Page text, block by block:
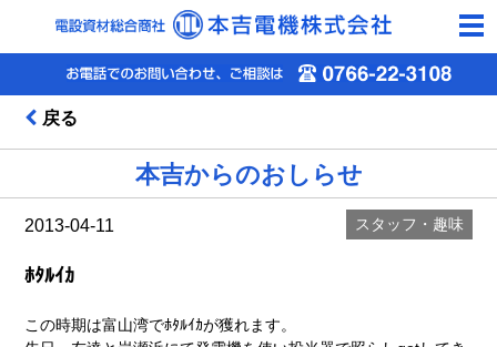
戻る
本吉からのおしらせ
2013-04-11 スタッフ・趣味
ﾎﾀﾙｲｶ
この時期は富山湾でﾎﾀﾙｲｶが獲れます。